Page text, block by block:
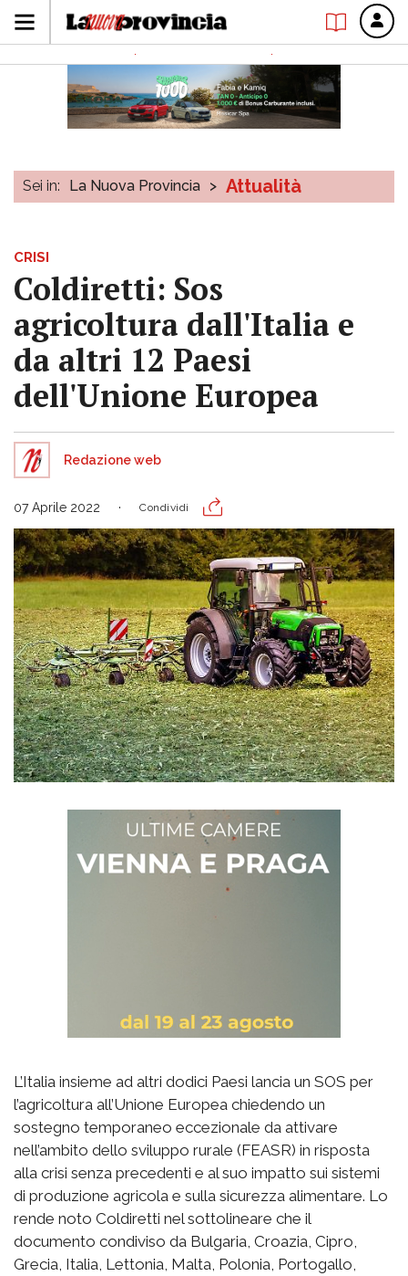
Sei in: La Nuova Provincia > Attualità
CRISI
Coldiretti: Sos
agricoltura dall'Italia e
da altri 12 Paesi
dell'Unione Europea
Redazione web
07 Aprile 2022 Condividi
L’Italia insieme ad altri dodici Paesi lancia un SOS per
l’agricoltura all’Unione Europea chiedendo un
sostegno temporaneo eccezionale da attivare
nell’ambito dello sviluppo rurale (FEASR) in risposta
alla crisi senza precedenti e al suo impatto sui sistemi
di produzione agricola e sulla sicurezza alimentare. Lo
rende noto Coldiretti nel sottolineare che il
documento condiviso da Bulgaria, Croazia, Cipro,
Grecia, Italia, Lettonia, Malta, Polonia, Portogallo,